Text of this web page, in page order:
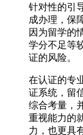
针对性的引
成办理，保
因为留学的
学分不足等
证的风险。
在认证的专
证系统，留
综合考量，
重视能力的
力，也更具